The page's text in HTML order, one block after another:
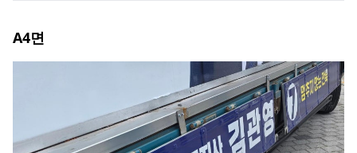
A4면